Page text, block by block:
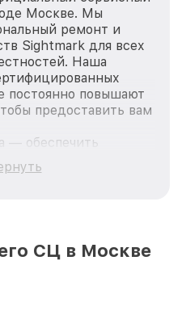
Москве. Мы
ремонт и
Sightmark для всех
Наша
постоянно повышают
предоставить вам
— обеспечить
ремонт для
продукции Sightmark,
Sightmark в
СЦ в Москве